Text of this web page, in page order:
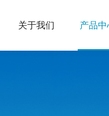
关于我们 产品中